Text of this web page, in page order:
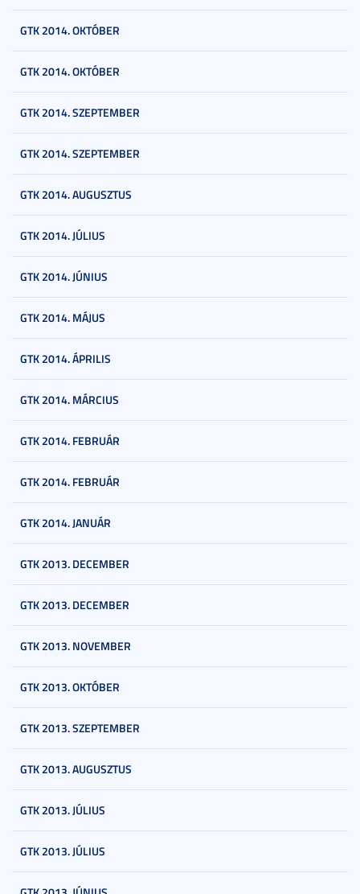
GTK 2014. OKTÓBER
GTK 2014. OKTÓBER
GTK 2014. SZEPTEMBER
GTK 2014. SZEPTEMBER
GTK 2014. AUGUSZTUS
GTK 2014. JÚLIUS
GTK 2014. JÚNIUS
GTK 2014. MÁJUS
GTK 2014. ÁPRILIS
GTK 2014. MÁRCIUS
GTK 2014. FEBRUÁR
GTK 2014. FEBRUÁR
GTK 2014. JANUÁR
GTK 2013. DECEMBER
GTK 2013. DECEMBER
GTK 2013. NOVEMBER
GTK 2013. OKTÓBER
GTK 2013. SZEPTEMBER
GTK 2013. AUGUSZTUS
GTK 2013. JÚLIUS
GTK 2013. JÚLIUS